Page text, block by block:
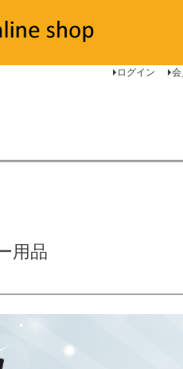
ログイン
順 価格が安い順
用品